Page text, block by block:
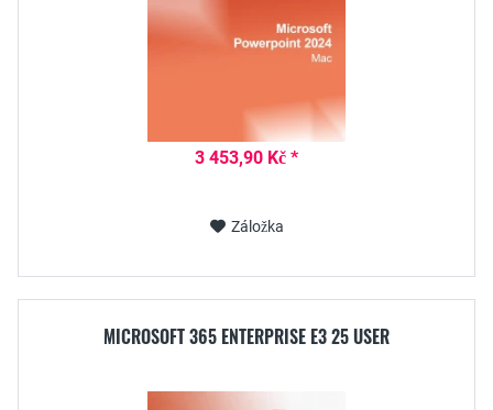
3 453,90 Kč *
Záložka
MICROSOFT 365 ENTERPRISE E3 25 USER